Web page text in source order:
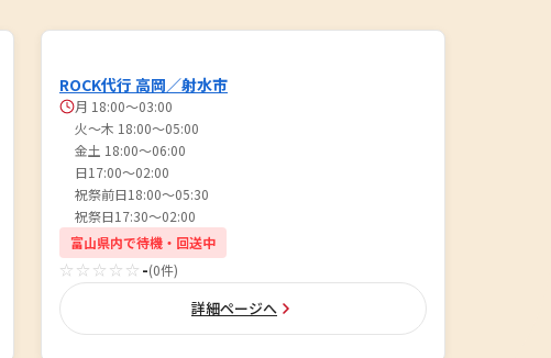
ROCK代行 高岡／射水市
月 18:00〜03:00
火〜木 18:00〜05:00
金土 18:00〜06:00
日17:00〜02:00
祝祭前日18:00〜05:30
祝祭日17:30〜02:00
富山県内で待機・回送中
☆☆☆☆☆ -(0件)
詳細ページへ